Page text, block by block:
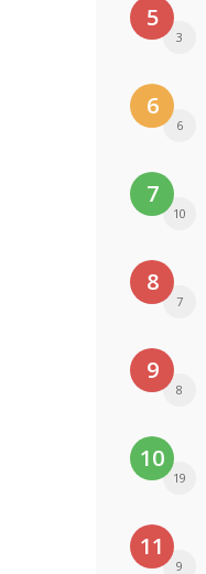
5
3
6
6
7
10
8
7
9
8
10
19
11
9